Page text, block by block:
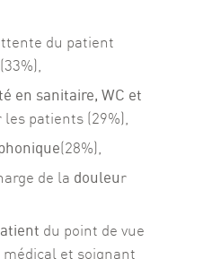
du patient
(33%),
en sanitaire, WC et
les patients (29%),
(28%),
de la douleur
du point de vue
et soignant